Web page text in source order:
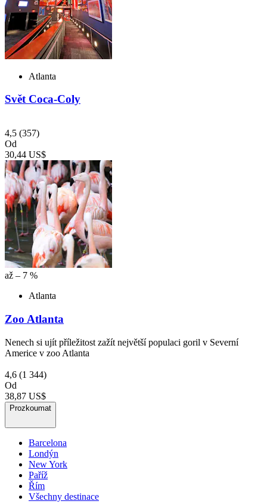
Atlanta
Svět Coca-Coly
4,5 (357)
Od
30,44 US$
až – 7 %
Atlanta
Zoo Atlanta
Nenech si ujít příležitost zažít největší populaci goril v Severní
Americe v zoo Atlanta
4,6 (1 344)
Od
38,87 US$
Prozkoumat
Barcelona
Londýn
New York
Paříž
Řím
Všechny destinace